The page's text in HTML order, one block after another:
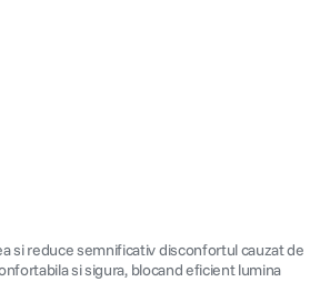
si reduce semnificativ disconfortul cauzat de
si sigura, blocand eficient lumina